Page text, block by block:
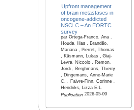
Upfront management
of brain metastases in
oncogene‑addicted
NSCLC – An EORTC
survey
par Ortega-Franco, Ana ,
Houda, Ilias , Brandão,
Mariana , Pierret, Thomas
, Käsmann, Lukas , Giaj-
Levra, Niccolo , Remon,
Jordi , Berghmans, Thierry
, Dingemans, Anne-Marie
C. , Faivre-Finn, Corinne ,
Hendriks, Lizza E.L.
Publication2026-05-09